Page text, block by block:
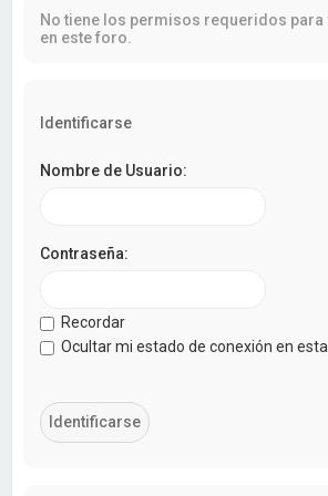
No tiene los permisos requeridos para
en este foro.
Identificarse
Nombre de Usuario:
Contraseña:
Recordar
Ocultar mi estado de conexión en